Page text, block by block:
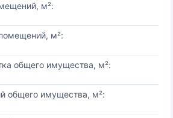
м²:
м²:
общего имущества, м²:
общего имущества, м²: